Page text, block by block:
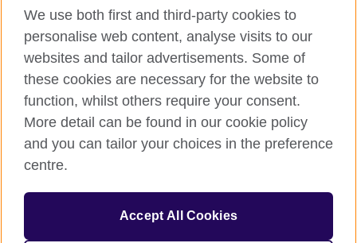
British Council globalnie
Prywatność i warunki użytkowania
Mapa strony
© 2026 British Council
British Council jest międzynarodową organizacją reprezentującą
We use both first and third-party cookies to
personalise web content, analyse visits to our
websites and tailor advertisements. Some of
these cookies are necessary for the website to
function, whilst others require your consent.
More detail can be found in our cookie policy
and you can tailor your choices in the preference
centre.
Accept All Cookies